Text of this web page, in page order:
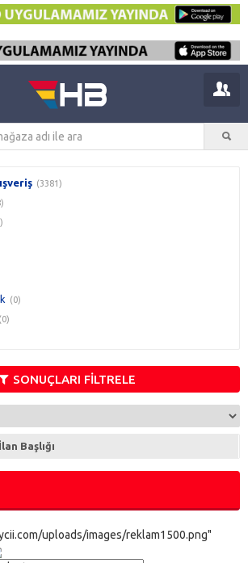
(3381)
(0)
(0)
Kaplama (0)
(0)
Cihazı (0)
SONUÇLARI FİLTRELE
İlan Başlığı
uploads/images/reklam1500.png"